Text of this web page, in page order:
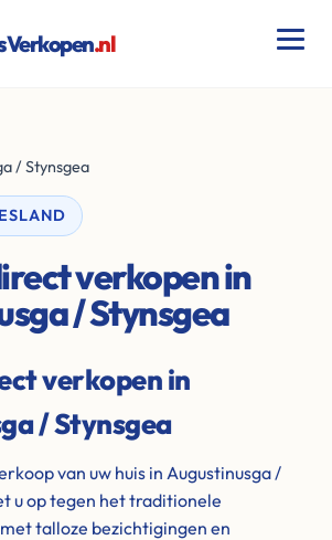
.nl
/ Stynsgea
verkopen in
/ Stynsgea
verkopen in
/ Stynsgea
van uw huis in Augustinusga /
u op tegen het traditionele
talloze bezichtigingen en